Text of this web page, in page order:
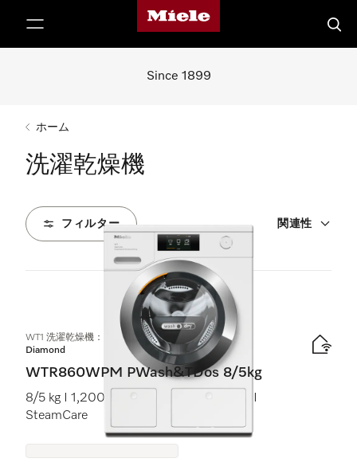
Mieleのホームページ
検索
Since 1899
ホーム
洗濯乾燥機
フィルター 関連性
2 製品
WT1 洗濯乾燥機：
Diamond
WTR860WPM PWash&TDos 8/5kg
8/5 kg I 1,200 rpm I M Touch I TwinDos I
SteamCare